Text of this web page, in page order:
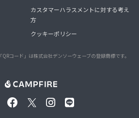
カスタマーハラスメントに対する考え
方
クッキーポリシー
「QRコード」は株式会社デンソーウェーブの登録商標です。